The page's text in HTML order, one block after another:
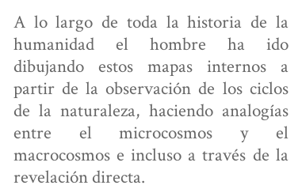
A lo largo de toda la historia de la
humanidad el hombre ha ido
dibujando estos mapas internos a
partir de la observación de los ciclos
de la naturaleza, haciendo analogías
entre el microcosmos y el
macrocosmos e incluso a través de la
revelación directa.